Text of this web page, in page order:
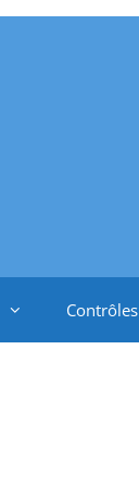
Contrôles